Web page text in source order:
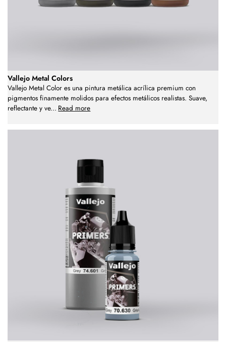
Vallejo Metal Colors
Vallejo Metal Color es una pintura metálica acrílica premium con
pigmentos finamente molidos para efectos metálicos realistas. Suave,
reflectante y ve... Read more